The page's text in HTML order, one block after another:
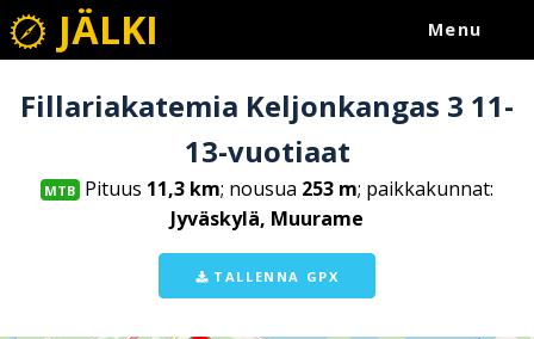
JÄLKI Menu
Fillariakatemia Keljonkangas 3 11-
13-vuotiaat
MTB Pituus 11,3 km; nousua 253 m; paikkakunnat:
Jyväskylä, Muurame
TALLENNA GPX